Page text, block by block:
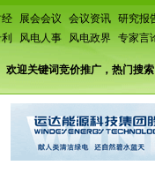
经 展会会议 会议资讯 研究报
风电人事 风电政界 专家言
欢迎关键词竞价推广，热门搜索